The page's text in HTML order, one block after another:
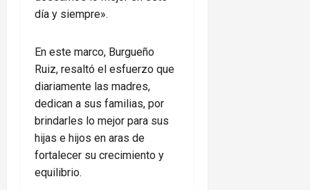
día y siempre».
En este marco, Burgueño
Ruiz, resaltó el esfuerzo que
diariamente las madres,
dedican a sus familias, por
brindarles lo mejor para sus
hijas e hijos en aras de
fortalecer su crecimiento y
equilibrio.